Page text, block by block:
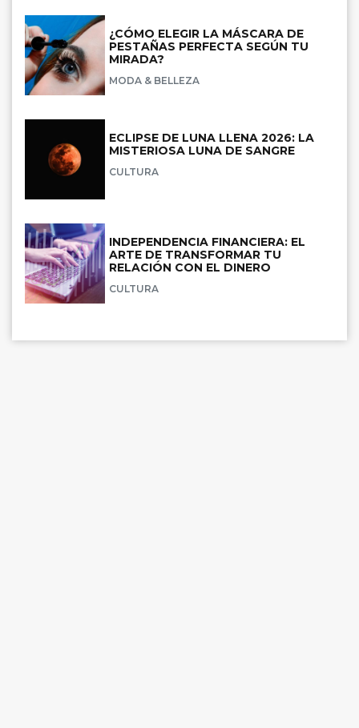
¿CÓMO ELEGIR LA MÁSCARA DE
PESTAÑAS PERFECTA SEGÚN TU
MIRADA?
MODA & BELLEZA
ECLIPSE DE LUNA LLENA 2026: LA
MISTERIOSA LUNA DE SANGRE
CULTURA
INDEPENDENCIA FINANCIERA: EL
ARTE DE TRANSFORMAR TU
RELACIÓN CON EL DINERO
CULTURA